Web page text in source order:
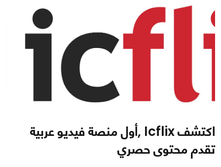
اكتشف Icflix ,أول منصة فيديو عربية
تقدم محتوى حصري